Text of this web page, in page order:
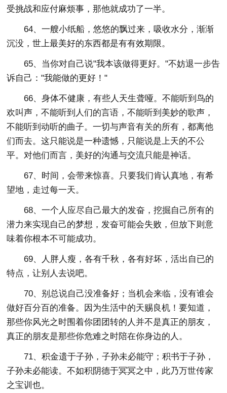
受挑战和应付麻烦事，那他就成功了一半。
64、一艘小纸船，悠悠的飘过来，吸收水分，渐渐
沉没，世上最美好的东西都是有有效期限。
65、当你对自己说"我本该做得更好。"不妨退一步告
诉自己："我能做的更好！"
66、身体不健康，有些人天生聋哑。不能听到鸟的
欢叫声，不能听到人们的言语，不能听到美妙的歌声，
不能听到动听的曲子。一切与声音有关的所有，都离他
们而去。这只能说是一种遗憾，只能说是上天的不公
平。对他们而言，美好的沟通与交流只能是神话。
67、时间，会带来惊喜。只要我们肯认真地，有希
望地，走过每一天。
68、一个人应尽自己最大的发奋，挖掘自己所有的
潜力来实现自己的梦想，发奋可能会失败，但放下则意
味着你根本不可能成功。
69、人胖人瘦，各有千秋，各有好坏，活出自已的
特点，让别人去说吧。
70、别总说自己没准备好；当机会来临，没有谁会
做好百分百的准备。因为生活中的天赐良机！要知道，
那些你风光之时围着你团团转的人并不是真正的朋友，
真正的朋友是那些你危难之时陪在你身边的人。
71、积金遗于子孙，子孙未必能守；积书于子孙，
子孙未必能读。不如积阴德于冥冥之中，此乃万世传家
之宝训也。